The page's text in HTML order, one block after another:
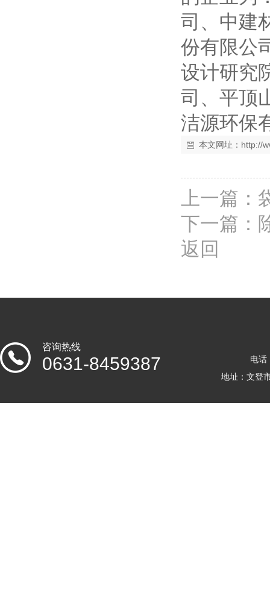
司、中建
份有限公
设计研究
司、平顶
洁源环保
本文网址： http://
上一篇：
下一篇：
返回
咨询热线
0631-8459387
电
地址：文登